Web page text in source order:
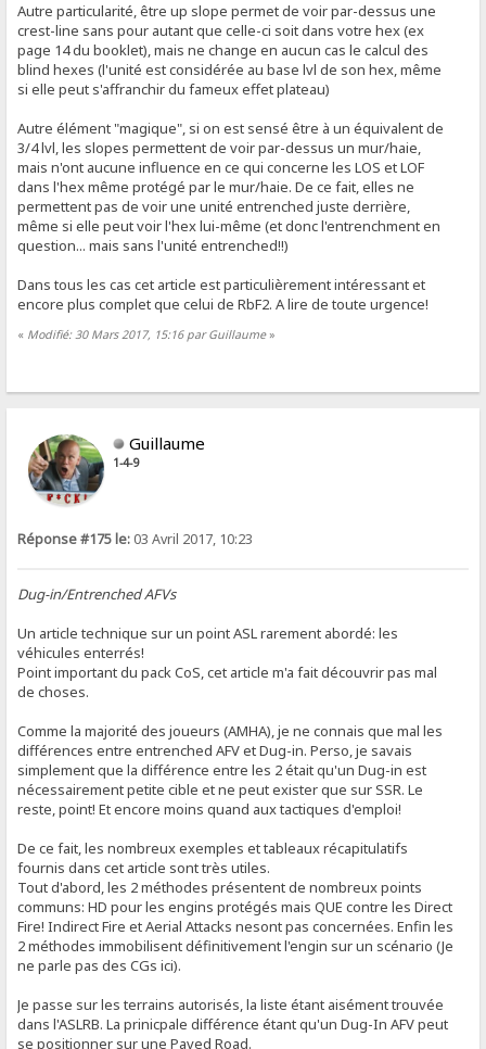
Autre particularité, être up slope permet de voir par-dessus une
crest-line sans pour autant que celle-ci soit dans votre hex (ex
page 14 du booklet), mais ne change en aucun cas le calcul des
blind hexes (l'unité est considérée au base lvl de son hex, même
si elle peut s'affranchir du fameux effet plateau)
Autre élément "magique", si on est sensé être à un équivalent de
3/4 lvl, les slopes permettent de voir par-dessus un mur/haie,
mais n'ont aucune influence en ce qui concerne les LOS et LOF
dans l'hex même protégé par le mur/haie. De ce fait, elles ne
permettent pas de voir une unité entrenched juste derrière,
même si elle peut voir l'hex lui-même (et donc l'entrenchment en
question... mais sans l'unité entrenched!!)
Dans tous les cas cet article est particulièrement intéressant et
encore plus complet que celui de RbF2. A lire de toute urgence!
« Modifié: 30 Mars 2017, 15:16 par Guillaume»
Guillaume
1-4-9
Réponse #175 le: 03 Avril 2017, 10:23
Dug-in/Entrenched AFVs
Un article technique sur un point ASL rarement abordé: les
véhicules enterrés!
Point important du pack CoS, cet article m'a fait découvrir pas mal
de choses.
Comme la majorité des joueurs (AMHA), je ne connais que mal les
différences entre entrenched AFV et Dug-in. Perso, je savais
simplement que la différence entre les 2 était qu'un Dug-in est
nécessairement petite cible et ne peut exister que sur SSR. Le
reste, point! Et encore moins quand aux tactiques d'emploi!
De ce fait, les nombreux exemples et tableaux récapitulatifs
fournis dans cet article sont très utiles.
Tout d'abord, les 2 méthodes présentent de nombreux points
communs: HD pour les engins protégés mais QUE contre les Direct
Fire! Indirect Fire et Aerial Attacks nesont pas concernées. Enfin les
2 méthodes immobilisent définitivement l'engin sur un scénario (Je
ne parle pas des CGs ici).
Je passe sur les terrains autorisés, la liste étant aisément trouvée
dans l'ASLRB. La prinicpale différence étant qu'un Dug-In AFV peut
se positionner sur une Paved Road.